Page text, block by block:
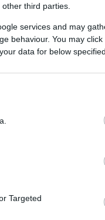
third parties.
services and may
behaviour. You may
data for below
Targeted
Καλοδεχούμενη
μήνες να
με εγκέφαλο